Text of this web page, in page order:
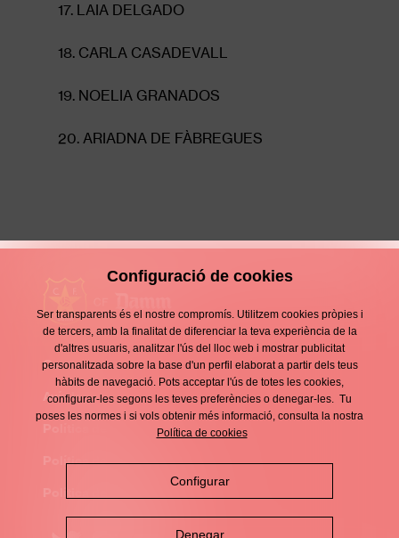
17. LAIA DELGADO
18. CARLA CASADEVALL
19. NOELIA GRANADOS
20. ARIADNA DE FÀBREGUES
Enllaços
d'interès
Contacte
Footer
Avís legal
Política de privacitat
Política de cookies
Configuració de cookies
Ser transparents és el nostre compromís. Utilitzem cookies pròpies i
de tercers, amb la finalitat de diferenciar la teva experiència de la
d'altres usuaris, analitzar l'ús del lloc web i mostrar publicitat
personalitzada sobre la base d'un perfil elaborat a partir dels teus
hàbits de navegació. Pots acceptar l'ús de totes les cookies,
configurar-les segons les teves preferències o denegar-les. Tu
poses les normes i si vols obtenir més informació, consulta la nostra
Política de cookies
Configurar
Denegar